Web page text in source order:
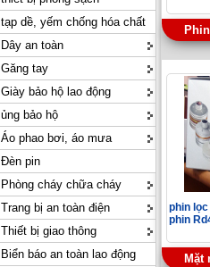
tạp dề, yếm chống hóa chất
Dây an toàn
Găng tay
Giày bảo hộ lao động
ủng bảo hộ
Áo phao bơi, áo mưa
Đèn pin
Phòng cháy chữa cháy
Trang bị an toàn điện
Thiết bị giao thông
Biển báo an toàn lao động
phin
phin
Mặt